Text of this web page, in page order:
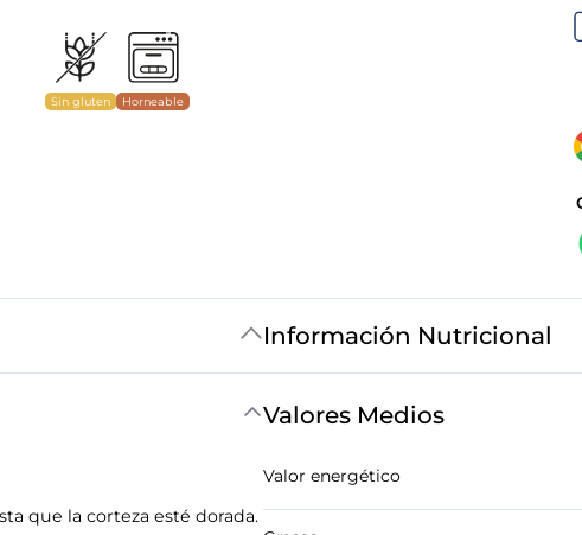
Sin gluten Horneable
que la corteza esté dorada.
Información Nutricional
Valores Medios
Valor energético